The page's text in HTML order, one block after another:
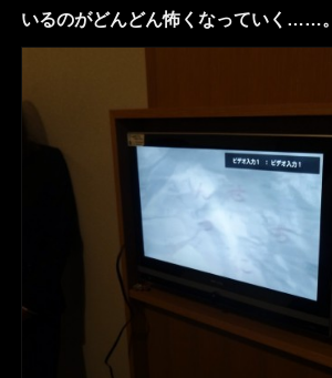
いるのがどんどん怖くなっていく……。